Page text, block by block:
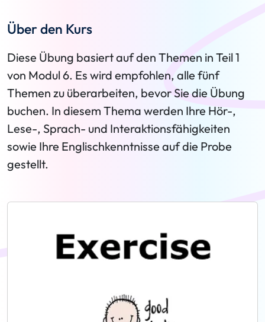
Über den Kurs
Diese Übung basiert auf den Themen in Teil 1
von Modul 6. Es wird empfohlen, alle fünf
Themen zu überarbeiten, bevor Sie die Übung
buchen. In diesem Thema werden Ihre Hör-,
Lese-, Sprach- und Interaktionsfähigkeiten
sowie Ihre Englischkenntnisse auf die Probe
gestellt.